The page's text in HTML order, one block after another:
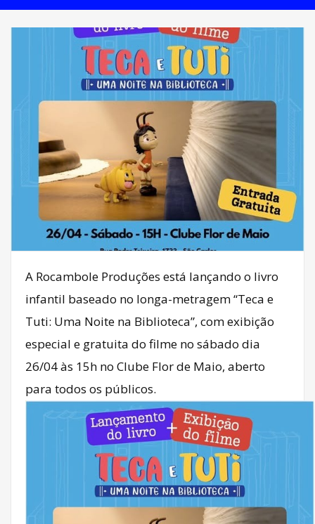
A Rocambole Produções está lançando o livro
infantil baseado no longa-metragem “Teca e
Tuti: Uma Noite na Biblioteca”, com exibição
especial e gratuita do filme no sábado dia
26/04 às 15h no Clube Flor de Maio, aberto
para todos os públicos.